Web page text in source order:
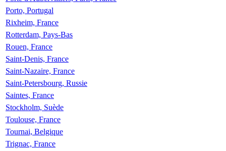
Porto, Portugal
Rixheim, France
Rotterdam, Pays-Bas
Rouen, France
Saint-Denis, France
Saint-Nazaire, France
Saint-Petersbourg, Russie
Saintes, France
Stockholm, Suède
Toulouse, France
Tournai, Belgique
Trignac, France